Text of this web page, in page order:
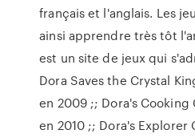
français et l'anglais. Les
ainsi apprendre très tôt
est un site de jeux qui
Dora Saves the Crystal
en 2009 ;; Dora's
en 2010 ;; Dora's Explorer